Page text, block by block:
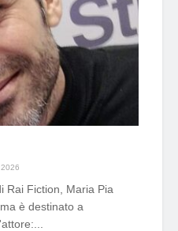
Rai Fiction, Maria Pia
è destinato a